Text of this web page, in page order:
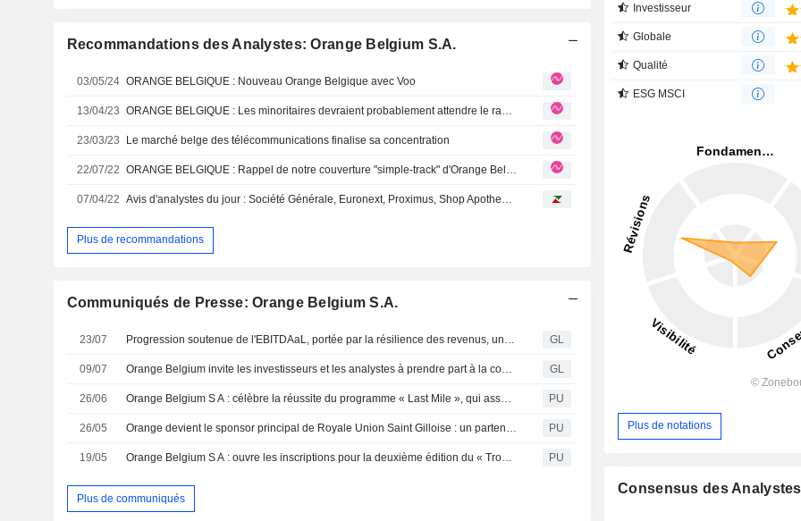
Recommandations des Analystes: Orange Belgium S.A.
03/05/24 ORANGE BELGIQUE : Nouveau Orange Belgique avec Voo
13/04/23
23/03/23 Le marché belge des télécommunications finalise sa concentration
22/07/22
07/04/22
Plus de recommandations
Communiqués de Presse: Orange Belgium S.A.
23/07 Progression soutenue de l'EBITDAaL, portée par la résilience des revenus, une stratégie efficace de création de valeur et la poursuite des gains d’efficacité GL
09/07 Orange Belgium invite les investisseurs et les analystes à prendre part à la conférence en ligne et/ou téléphonique organisée le 23 juillet 2026 sur les résultats du premier semestre 2026 GL
26/06 Orange Belgium S A : célèbre la réussite du programme « Last Mile », qui assure une connectivité ultra-rapide à des milliers de foyers supplémentaires en Wallonie PU
26/05 Orange devient le sponsor principal de Royale Union Saint Gilloise : un partenariat fondé sur des valeurs communes et une passion partagée pour le football PU
19/05 Orange Belgium S A : ouvre les inscriptions pour la deuxième édition du « Trophée de l’Indépendant – Trofee van de Zelfstandige » PU
Plus de communiqués
Investisseur
Globale
Qualité
ESG MSCI
Plus de notations
Consensus des Analystes